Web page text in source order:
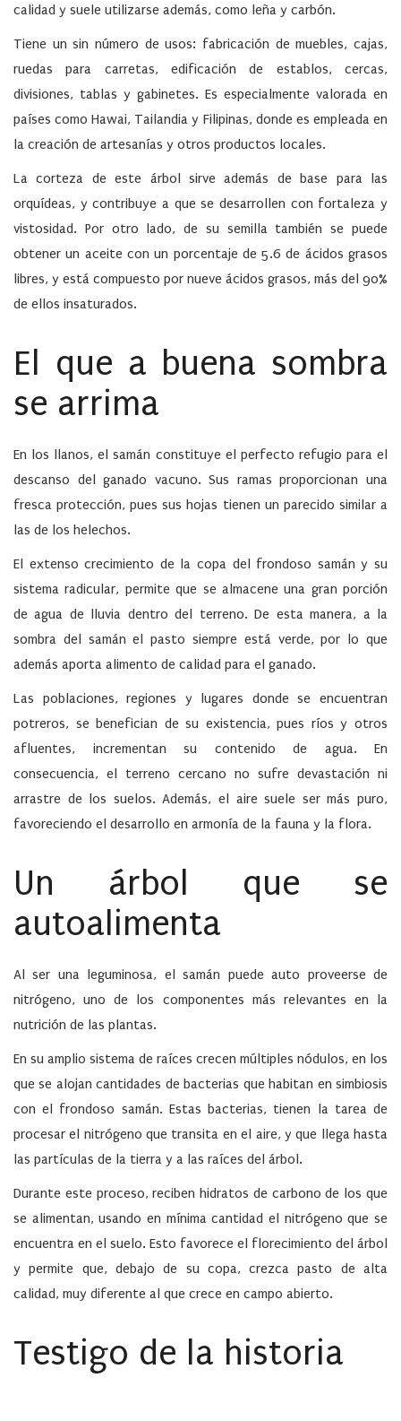
calidad y suele utilizarse además, como leña y carbón.
Tiene un sin número de usos: fabricación de muebles, cajas,
ruedas para carretas, edificación de establos, cercas,
divisiones, tablas y gabinetes. Es especialmente valorada en
países como Hawai, Tailandia y Filipinas, donde es empleada en
la creación de artesanías y otros productos locales.
La corteza de este árbol sirve además de base para las
orquídeas, y contribuye a que se desarrollen con fortaleza y
vistosidad. Por otro lado, de su semilla también se puede
obtener un aceite con un porcentaje de 5.6 de ácidos grasos
libres, y está compuesto por nueve ácidos grasos, más del 90%
de ellos insaturados.
El que a buena sombra
se arrima
En los llanos, el samán constituye el perfecto refugio para el
descanso del ganado vacuno. Sus ramas proporcionan una
fresca protección, pues sus hojas tienen un parecido similar a
las de los helechos.
El extenso crecimiento de la copa del frondoso samán y su
sistema radicular, permite que se almacene una gran porción
de agua de lluvia dentro del terreno. De esta manera, a la
sombra del samán el pasto siempre está verde, por lo que
además aporta alimento de calidad para el ganado.
Las poblaciones, regiones y lugares donde se encuentran
potreros, se benefician de su existencia, pues ríos y otros
afluentes, incrementan su contenido de agua. En
consecuencia, el terreno cercano no sufre devastación ni
arrastre de los suelos. Además, el aire suele ser más puro,
favoreciendo el desarrollo en armonía de la fauna y la flora.
Un árbol que se
autoalimenta
Al ser una leguminosa, el samán puede auto proveerse de
nitrógeno, uno de los componentes más relevantes en la
nutrición de las plantas.
En su amplio sistema de raíces crecen múltiples nódulos, en los
que se alojan cantidades de bacterias que habitan en simbiosis
con el frondoso samán. Estas bacterias, tienen la tarea de
procesar el nitrógeno que transita en el aire, y que llega hasta
las partículas de la tierra y a las raíces del árbol.
Durante este proceso, reciben hidratos de carbono de los que
se alimentan, usando en mínima cantidad el nitrógeno que se
encuentra en el suelo. Esto favorece el florecimiento del árbol
y permite que, debajo de su copa, crezca pasto de alta
calidad, muy diferente al que crece en campo abierto.
Testigo de la historia